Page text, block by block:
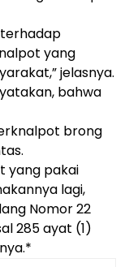
terhadap
yang
jelasnya.
bahwa
brong
yang pakai
lagi,
Nomor 22
285 ayat (1)